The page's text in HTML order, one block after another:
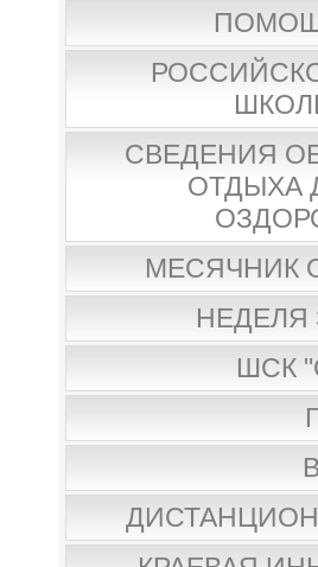
СВЕДЕНИЯ
ОТДЫХА
МЕСЯЧНИК
НЕДЕЛЯ
ШСК